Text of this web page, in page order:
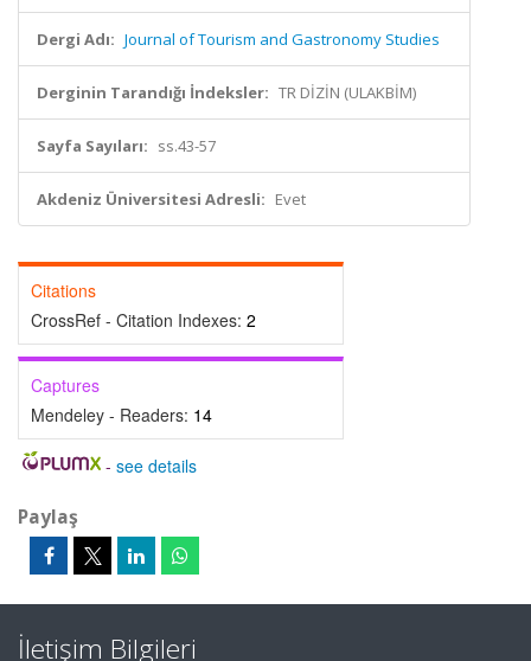
Dergi Adı: Journal of Tourism and Gastronomy Studies
Derginin Tarandığı İndeksler: TR DİZİN (ULAKBİM)
Sayfa Sayıları: ss.43-57
Akdeniz Üniversitesi Adresli: Evet
Citations
CrossRef - Citation Indexes: 2
Captures
Mendeley - Readers: 14
- see details
Paylaş
İletişim Bilgileri